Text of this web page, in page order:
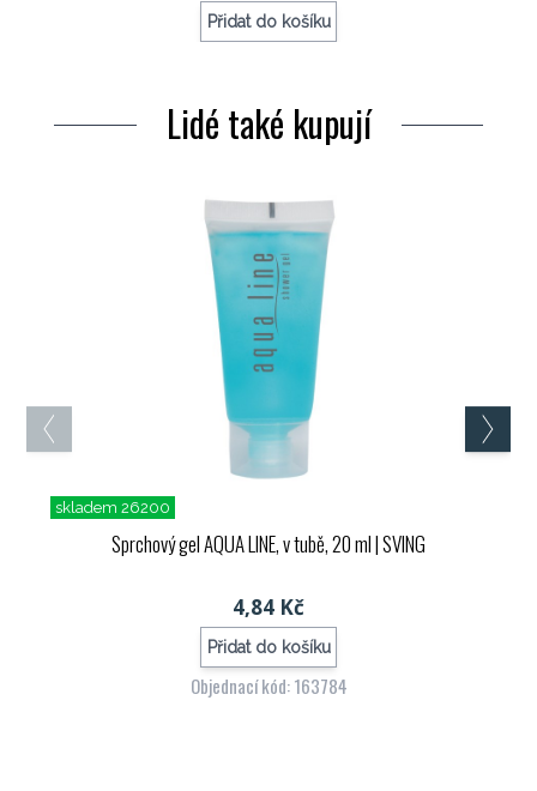
Přidat do košíku
Lidé také kupují
skladem 26200
Sprchový gel AQUA LINE, v tubě, 20 ml| SVING
4,84 Kč
Přidat do košíku
Objednací kód: 163784